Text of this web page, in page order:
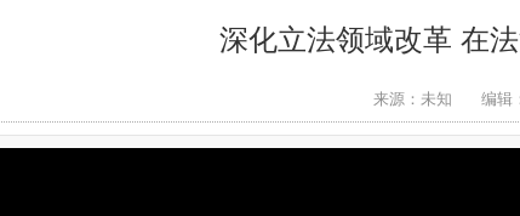
深化立法领域改革 在
来源：未知 编辑